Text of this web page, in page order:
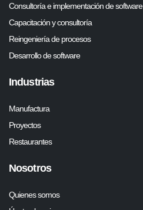
Consultoría e implementación de software
Capacitación y consultoría
Reingeniería de procesos
Desarrollo de software
Industrias
Manufactura
Proyectos
Restaurantes
Nosotros
Quienes somos